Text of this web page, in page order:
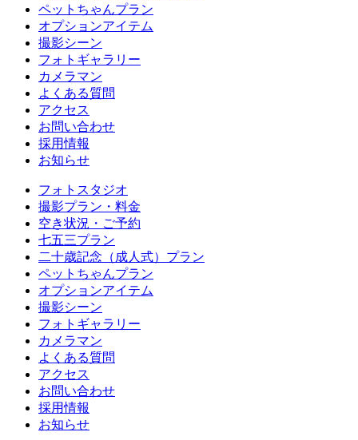
ペットちゃんプラン
オプションアイテム
撮影シーン
フォトギャラリー
カメラマン
よくある質問
アクセス
お問い合わせ
採用情報
お知らせ
フォトスタジオ
撮影プラン・料金
空き状況・ご予約
七五三プラン
二十歳記念（成人式）プラン
ペットちゃんプラン
オプションアイテム
撮影シーン
フォトギャラリー
カメラマン
よくある質問
アクセス
お問い合わせ
採用情報
お知らせ